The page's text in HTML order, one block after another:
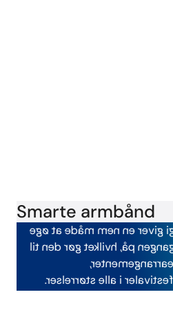
Smarte armbånd
CoreGos RFID-teknologi
salget og strømline
en ideel
virksomhedsmøder og